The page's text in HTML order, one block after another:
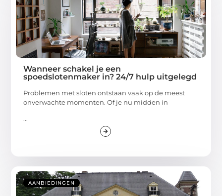
Wanneer schakel je een
spoedslotenmaker in? 24/7 hulp uitgelegd
Problemen met sloten ontstaan vaak op de meest
onverwachte momenten. Of je nu midden in
...
AANBIEDINGEN